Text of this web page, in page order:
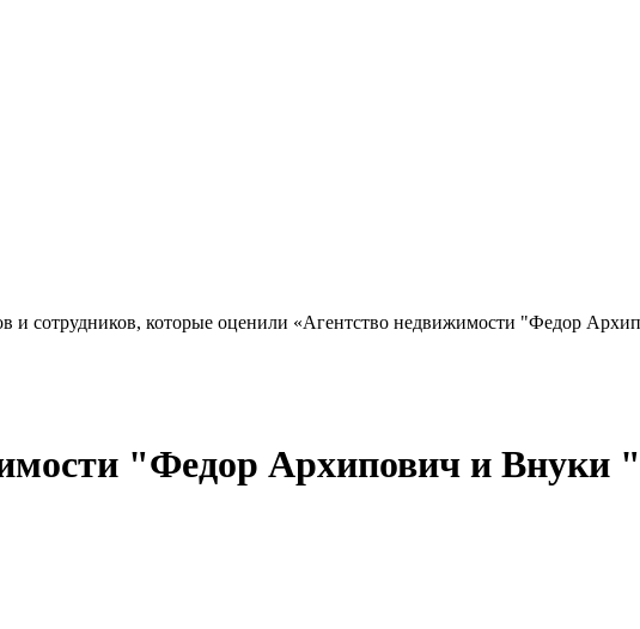
и сотрудников, которые оценили «Агентство недвижимости "Федор
"Федор Архипович и Внуки